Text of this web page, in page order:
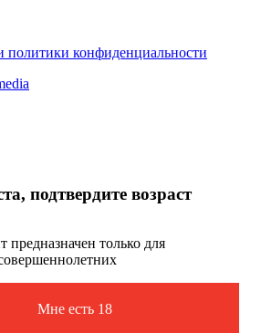
политики конфиденциальности
подтвердите возраст
предназначен только для
Мне есть 18